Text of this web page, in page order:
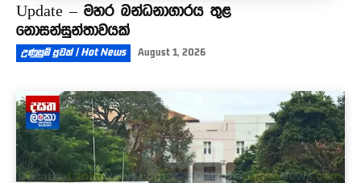
Update – මහර බන්ධනාගාරය තුළ
නොසන්සුන්තාවයක්
උණුසුම් පුවත් | Hot News August 1, 2026